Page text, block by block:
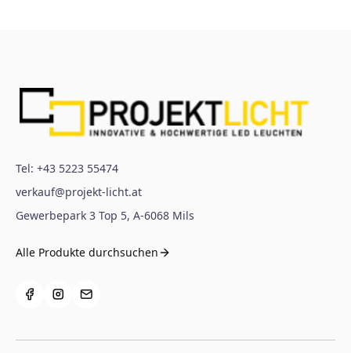
Tel: +43 5223 55474
verkauf@projekt-licht.at
Gewerbepark 3 Top 5, A-6068 Mils
Alle Produkte durchsuchen